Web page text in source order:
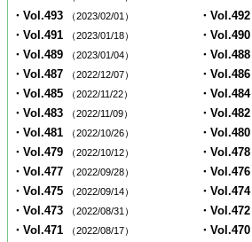
・Vol.493 （2023/02/01） ・Vol.492
・Vol.491 （2023/01/18） ・Vol.490
・Vol.489 （2023/01/04） ・Vol.488
・Vol.487 （2022/12/07） ・Vol.486
・Vol.485 （2022/11/22） ・Vol.484
・Vol.483 （2022/11/09） ・Vol.482
・Vol.481 （2022/10/26） ・Vol.480
・Vol.479 （2022/10/12） ・Vol.478
・Vol.477 （2022/09/28） ・Vol.476
・Vol.475 （2022/09/14） ・Vol.474
・Vol.473 （2022/08/31） ・Vol.472
・Vol.471 （2022/08/17） ・Vol.470